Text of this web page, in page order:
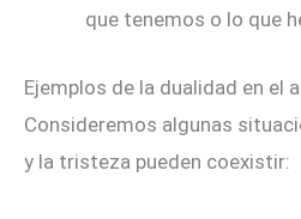
que tenemos o lo que
Ejemplos de la dualidad en el
Consideremos algunas
y la tristeza pueden coexistir: